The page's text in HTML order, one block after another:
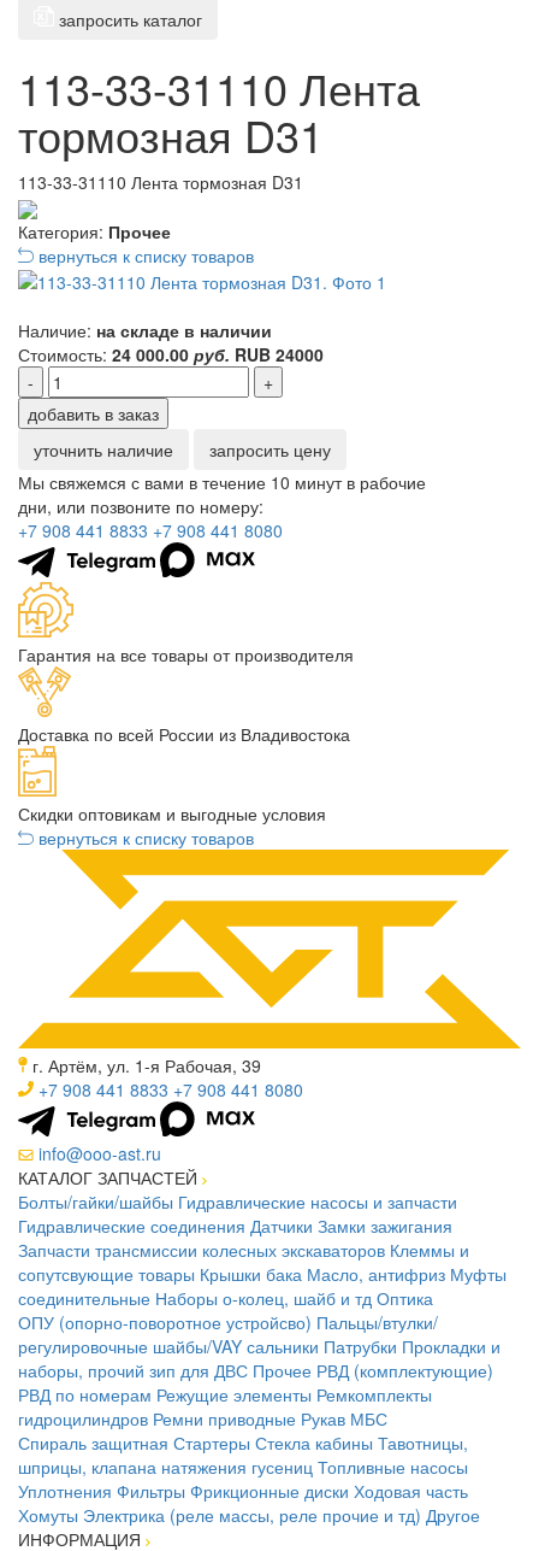
запросить каталог
113-33-31110 Лента
тормозная D31
113-33-31110 Лента тормозная D31
Категория: Прочее
вернуться к списку товаров
Наличие: на складе в наличии
Стоимость: 24 000.00 руб. RUB 24000
-
+
добавить в заказ
уточнить наличие
запросить цену
Мы свяжемся с вами в течение 10 минут в рабочие
дни, или позвоните по номеру:
+7 908 441 8833 +7 908 441 8080
Гарантия на все товары от производителя
Доставка по всей России из Владивостока
Скидки оптовикам и выгодные условия
вернуться к списку товаров
г. Артём, ул. 1-я Рабочая, 39
+7 908 441 8833 +7 908 441 8080
info@ooo-ast.ru
КАТАЛОГ ЗАПЧАСТЕЙ
Болты/гайки/шайбы Гидравлические насосы и запчасти
Гидравлические соединения Датчики Замки зажигания
Запчасти трансмиссии колесных экскаваторов Клеммы и
сопутсвующие товары Крышки бака Масло, антифриз Муфты
соединительные Наборы о-колец, шайб и тд Оптика
ОПУ (опорно-поворотное устройсво) Пальцы/втулки/
регулировочные шайбы/VAY сальники Патрубки Прокладки и
наборы, прочий зип для ДВС Прочее РВД (комплектующие)
РВД по номерам Режущие элементы Ремкомплекты
гидроцилиндров Ремни приводные Рукав МБС
Спираль защитная Стартеры Стекла кабины Тавотницы,
шприцы, клапана натяжения гусениц Топливные насосы
Уплотнения Фильтры Фрикционные диски Ходовая часть
Хомуты Электрика (реле массы, реле прочие и тд) Другое
ИНФОРМАЦИЯ